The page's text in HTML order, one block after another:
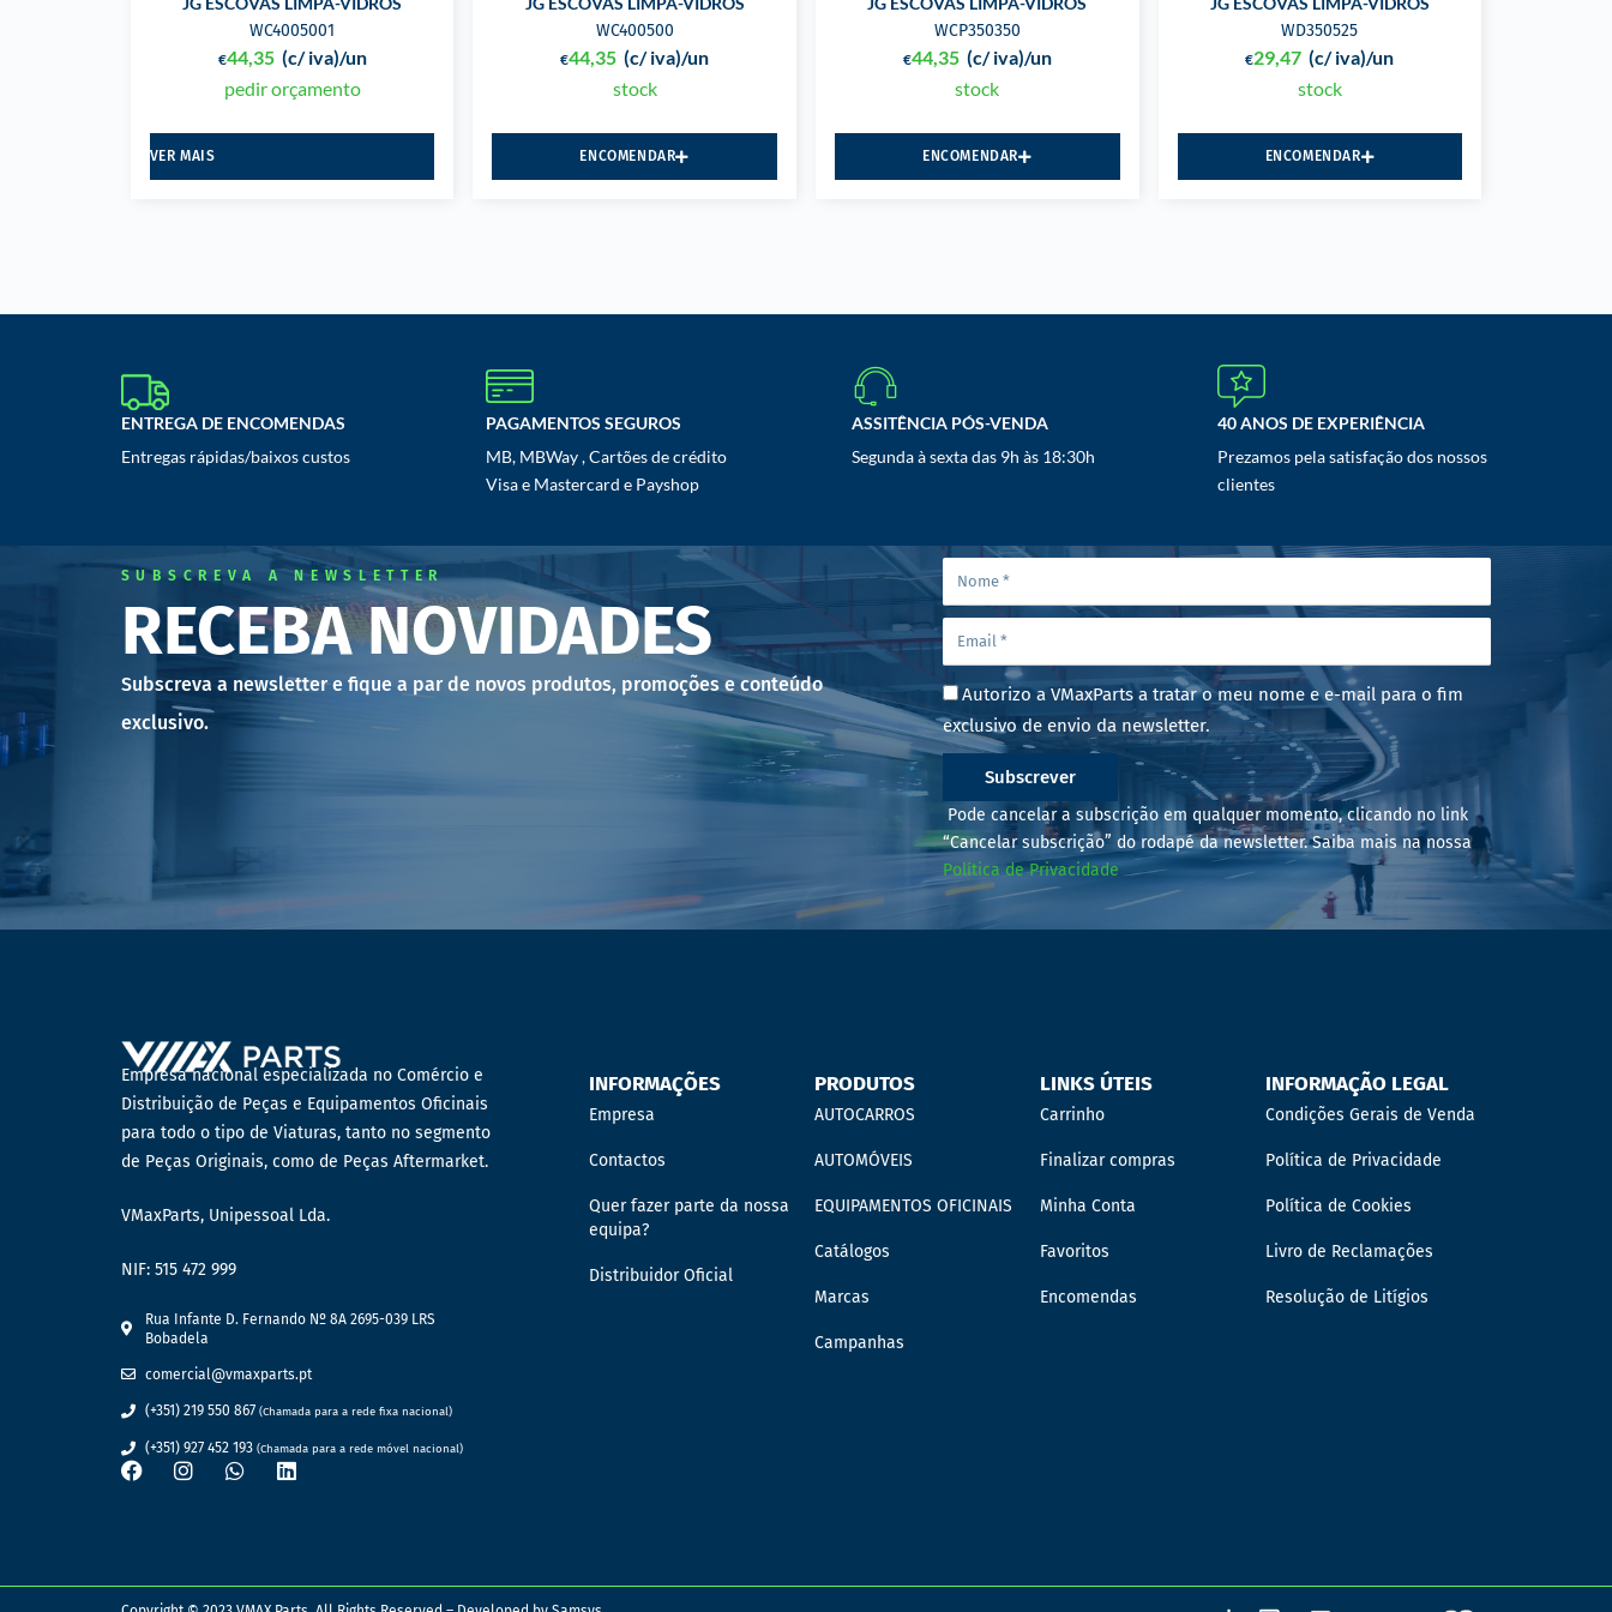
WC4005001
€44,35 (c/ iva)/un
pedir orçamento
VER MAIS
WC400500
€44,35 (c/ iva)/un
stock
ENCOMENDAR
WCP350350
€44,35 (c/ iva)/un
stock
ENCOMENDAR
WD350525
€29,47 (c/ iva)/un
stock
ENCOMENDAR
ENTREGA DE ENCOMENDAS
Entregas rápidas/baixos custos
PAGAMENTOS SEGUROS
MB, MBWay , Cartões de crédito
Visa e Mastercard e Payshop
ASSITÊNCIA PÓS-VENDA
Segunda à sexta das 9h às 18:30h
40 ANOS DE EXPERIÊNCIA
Prezamos pela satisfação dos nossos
clientes
SUBSCREVA A NEWSLETTER
RECEBA NOVIDADES
Subscreva a newsletter e fique a par de novos produtos, promoções e conteúdo
exclusivo.
Autorizo a VMaxParts a tratar o meu nome e e-mail para o fim
exclusivo de envio da newsletter.
Subscrever
Pode cancelar a subscrição em qualquer momento, clicando no link
“Cancelar subscrição” do rodapé da newsletter. Saiba mais na nossa
Política de Privacidade
Empresa nacional especializada no Comércio e
Distribuição de Peças e Equipamentos Oficinais
para todo o tipo de Viaturas, tanto no segmento
de Peças Originais, como de Peças Aftermarket.
VMaxParts, Unipessoal Lda.
NIF: 515 472 999
Rua Infante D. Fernando Nº 8A 2695-039 LRS
Bobadela
comercial@vmaxparts.pt
(+351) 219 550 867 (Chamada para a rede fixa nacional)
(+351) 927 452 193 (Chamada para a rede móvel nacional)
INFORMAÇÕES
Empresa
Contactos
Quer fazer parte da nossa
equipa?
Distribuidor Oficial
PRODUTOS
AUTOCARROS
AUTOMÓVEIS
EQUIPAMENTOS OFICINAIS
Catálogos
Marcas
Campanhas
LINKS ÚTEIS
Carrinho
Finalizar compras
Minha Conta
Favoritos
Encomendas
INFORMAÇÃO LEGAL
Condições Gerais de Venda
Política de Privacidade
Política de Cookies
Livro de Reclamações
Resolução de Litígios